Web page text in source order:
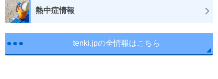
熱中症情報
tenki.jpの全情報はこちら